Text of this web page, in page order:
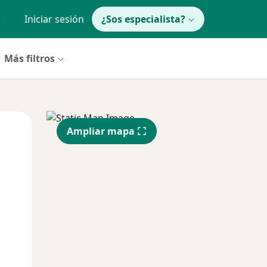
Iniciar sesión ¿Sos especialista?
Más filtros
Mié
12 Ago
Jue
13 Ago
Ampliar mapa